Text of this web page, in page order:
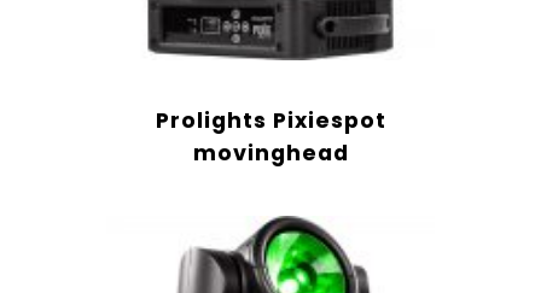
Prolights Pixiespot
movinghead